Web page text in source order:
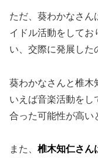
ただ、葵わかなさん
イドル活動をしてお
い、交際に発展した
葵わかなさんと椎木
いえば音楽活動をし
合った可能性が高い
また、 椎木知仁さん